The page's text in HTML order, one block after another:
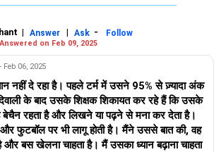
| Answer | Ask -
Follow
Answered on Feb 09, 2025
Feb 06, 2025
नहीं दे रहा है। पहले टर्म में उसने 95% से ज़्यादा अंक
के बाद उसके शिक्षक शिकायत कर रहे हैं कि उसके
बेचैन रहता है और लिखने या पढ़ने से मना कर देता है।
फुटबॉल पर भी लागू होती है। मैंने उससे बात की, वह
और बस खेलना चाहता है। मैं उसका ध्यान बढ़ाना चाहता